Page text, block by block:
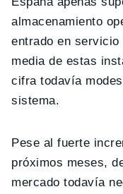
almacenamiento
entrado en servicio
media de estas
cifra todavía
sistema.
Pese al fuerte
próximos meses,
mercado todavía